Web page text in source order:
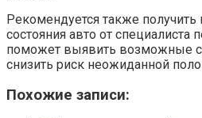
Рекомендуется также
состояния авто от специалиста
поможет выявить возможные
снизить риск неожиданной
Похожие записи: